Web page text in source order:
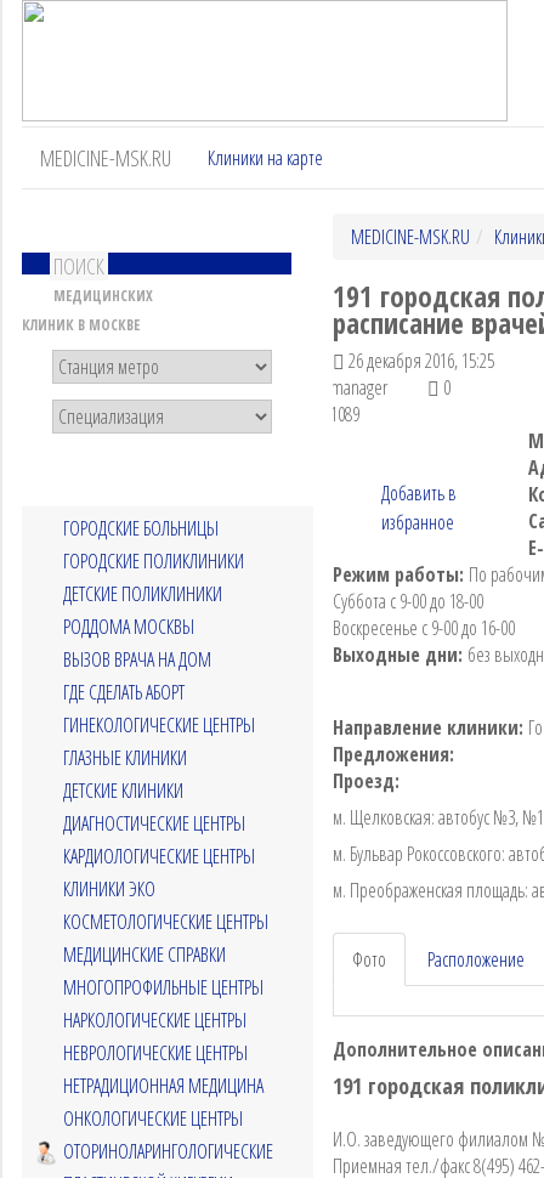
MEDICINE-MSK.RU Клиники на карте
MEDICINE-MSK.RU
191 городская
расписание
26 декабря 2016, 15:25
manager
0
1089
Добавить в
избранное
Режим работы: По
Суббота с 9-00 до 18-00
Воскресенье с 9-00 до 16-00
Выходные дни: без
Направление клиники:
Предложения:
Проезд:
м. Щелковская: автобус №3,
м. Бульвар Рокоссовского:
м. Преображенская площадь:
Фото Расположение
Дополнительное
191 городская
И.О. заведующего филиалом
Приемная тел./факс 8(495)
ПОИСК
МЕДИЦИНСКИХ
КЛИНИК В МОСКВЕ
ГОРОДСКИЕ БОЛЬНИЦЫ
ГОРОДСКИЕ ПОЛИКЛИНИКИ
ДЕТСКИЕ ПОЛИКЛИНИКИ
РОДДОМА МОСКВЫ
ВЫЗОВ ВРАЧА НА ДОМ
ГДЕ СДЕЛАТЬ АБОРТ
ГИНЕКОЛОГИЧЕСКИЕ ЦЕНТРЫ
ГЛАЗНЫЕ КЛИНИКИ
ДЕТСКИЕ КЛИНИКИ
ДИАГНОСТИЧЕСКИЕ ЦЕНТРЫ
КАРДИОЛОГИЧЕСКИЕ ЦЕНТРЫ
КЛИНИКИ ЭКО
КОСМЕТОЛОГИЧЕСКИЕ ЦЕНТРЫ
МЕДИЦИНСКИЕ СПРАВКИ
МНОГОПРОФИЛЬНЫЕ ЦЕНТРЫ
НАРКОЛОГИЧЕСКИЕ ЦЕНТРЫ
НЕВРОЛОГИЧЕСКИЕ ЦЕНТРЫ
НЕТРАДИЦИОННАЯ МЕДИЦИНА
ОНКОЛОГИЧЕСКИЕ ЦЕНТРЫ
ОТОРИНОЛАРИНГОЛОГИЧЕСКИЕ